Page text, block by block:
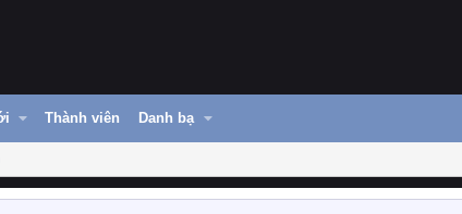
Thành viên Danh bạ